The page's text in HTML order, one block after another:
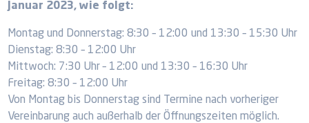
Januar 2023, wie folgt:
Montag und Donnerstag: 8:30 – 12:00 und 13:30 – 15:30 Uhr
Dienstag: 8:30 – 12:00 Uhr
Mittwoch: 7:30 Uhr – 12:00 und 13:30 – 16:30 Uhr
Freitag: 8:30 – 12:00 Uhr
Von Montag bis Donnerstag sind Termine nach vorheriger
Vereinbarung auch außerhalb der Öffnungszeiten möglich.